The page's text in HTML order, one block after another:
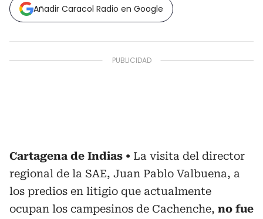
Añadir Caracol Radio en Google
Cartagena de Indias
La visita del director
regional de la SAE, Juan Pablo Valbuena, a
los predios en litigio que actualmente
ocupan los campesinos de Cachenche, no fue